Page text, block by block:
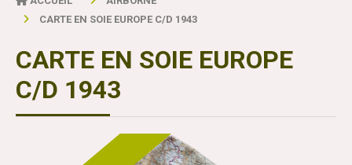
CARTE EN SOIE EUROPE C/D 1943
CARTE EN SOIE EUROPE
C/D 1943